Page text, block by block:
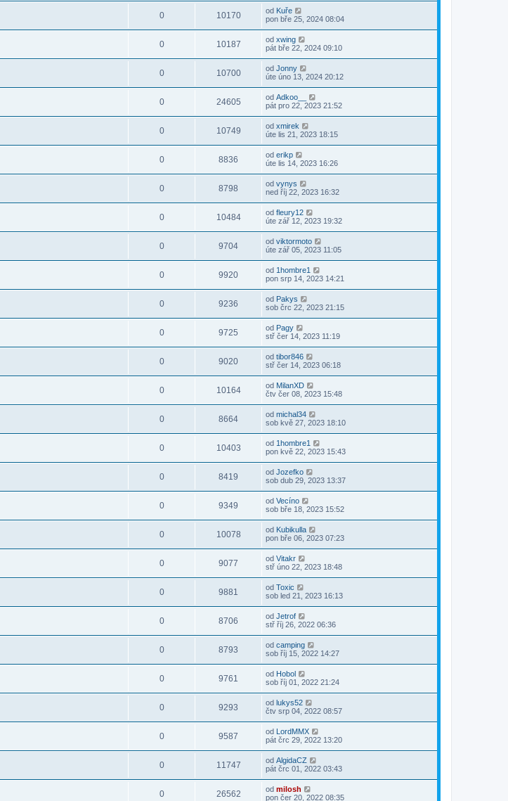
0 10170 od Kuře
pon bře 25, 2024 08:04
0 10187 od xwing
pát bře 22, 2024 09:10
0 10700 od Jonny
úte úno 13, 2024 20:12
0 24605 od Adkoo__
pát pro 22, 2023 21:52
0 10749 od xmirek
úte lis 21, 2023 18:15
0 8836 od erikp
úte lis 14, 2023 16:26
0 8798 od vynys
ned říj 22, 2023 16:32
0 10484 od fleury12
úte zář 12, 2023 19:32
0 9704 od viktormoto
úte zář 05, 2023 11:05
0 9920 od 1hombre1
pon srp 14, 2023 14:21
0 9236 od Pakys
sob črc 22, 2023 21:15
0 9725 od Pagy
stř čer 14, 2023 11:19
0 9020 od tibor846
stř čer 14, 2023 06:18
0 10164 od MilanXD
čtv čer 08, 2023 15:48
0 8664 od michal34
sob kvě 27, 2023 18:10
0 10403 od 1hombre1
pon kvě 22, 2023 15:43
0 8419 od Jozefko
sob dub 29, 2023 13:37
0 9349 od Vecíno
sob bře 18, 2023 15:52
0 10078 od Kubikulla
pon bře 06, 2023 07:23
0 9077 od Vitakr
stř úno 22, 2023 18:48
0 9881 od Toxic
sob led 21, 2023 16:13
0 8706 od Jetrof
stř říj 26, 2022 06:36
0 8793 od camping
sob říj 15, 2022 14:27
0 9761 od Hobol
sob říj 01, 2022 21:24
0 9293 od lukys52
čtv srp 04, 2022 08:57
0 9587 od LordMMX
pát črc 29, 2022 13:20
0 11747 od AlgidaCZ
pát črc 01, 2022 03:43
0 26562 od milosh
pon čer 20, 2022 08:35